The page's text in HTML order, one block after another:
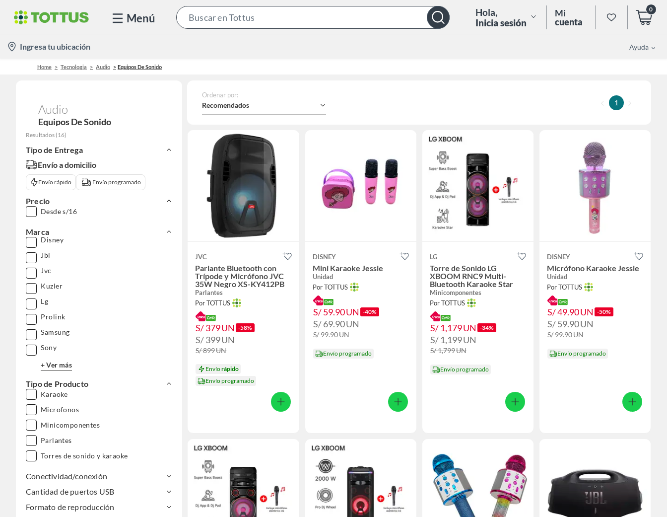
Menú
Bar
Hola,
Inicia sesión
Mi
cuenta
0
location-
icon
Ingresa tu ubicación Ayuda
Home Tecnologia Audio Equipos De Sonido
Audio
Equipos De Sonido
Resultados (16)
Tipo de Entrega
Envío a domicilio
Envío rápido Envío programado
Precio
Desde s/16
Marca
Disney
Jbl
Jvc
Kuzler
Lg
Prolink
Samsung
Sony
+ Ver más
Tipo de Producto
Karaoke
Microfonos
Minicomponentes
Parlantes
Torres de sonido y karaoke
Conectividad/conexión
Cantidad de puertos USB
Formato de reproducción
Ordenar por:
Recomendados 1
JVC
Parlante Bluetooth con
Trípode y Micrófono JVC
35W Negro XS-KY412PB
Parlantes
Por TOTTUS
S/ 379UN -58%
S/ 399UN
S/ 899UN
Envíorápido
Envío programado
DISNEY
Mini Karaoke Jessie
Unidad
Por TOTTUS
S/ 59.90UN -40%
S/ 69.90UN
S/ 99.90UN
Envío programado
LG
Torre de Sonido LG
XBOOM RNC9 Multi-
Bluetooth Karaoke Star
Minicomponentes
Por TOTTUS
S/ 1,179UN -34%
S/ 1,199UN
S/ 1,799UN
Envío programado
DISNEY
Micrófono Karaoke Jessie
Unidad
Por TOTTUS
S/ 49.90UN -50%
S/ 59.90UN
S/ 99.90UN
Envío programado